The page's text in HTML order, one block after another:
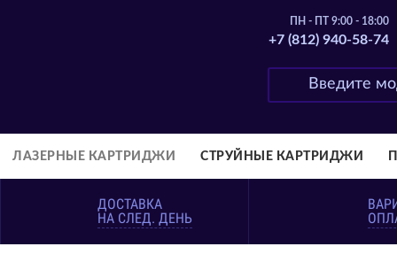
ПН - ПТ 9:00 - 18:00
+7 (812) 940-58-74
ЛАЗЕРНЫЕ КАРТРИДЖИ СТРУЙНЫЕ КАРТРИДЖИ
ДОСТАВКА
НА СЛЕД. ДЕНЬ